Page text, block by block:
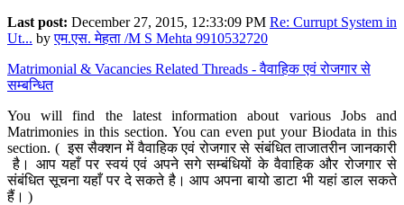
Last post: December 27, 2015, 12:33:09 PM Re: Currupt System in
Ut... byएम.एस. मेहता /M S Mehta 9910532720
Matrimonial & Vacancies Related Threads - वैवाहिक एवं रोजगार से
सम्बन्धित
You will find the latest information about various Jobs and
Matrimonies in this section. You can even put your Biodata in this
section. ( इस सैक्शन में वैवाहिक एवं रोजगार से संबंधित ताजातरीन जानकारी
है। आप यहाँ पर स्वयं एवं अपने सगे सम्बंधियों के वैवाहिक और रोजगार से
संबंधित सूचना यहाँ पर दे सकते है। आप अपना बायो डाटा भी यहां डाल सकते
हैं। )